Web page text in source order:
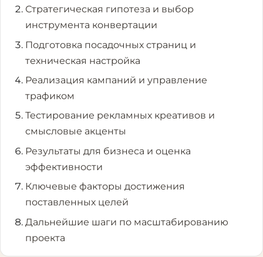
Стратегическая гипотеза и выбор
инструмента конвертации
Подготовка посадочных страниц и
техническая настройка
Реализация кампаний и управление
трафиком
Тестирование рекламных креативов и
смысловые акценты
Результаты для бизнеса и оценка
эффективности
Ключевые факторы достижения
поставленных целей
Дальнейшие шаги по масштабированию
проекта